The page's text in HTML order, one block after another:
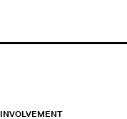
INVOLVEMENT